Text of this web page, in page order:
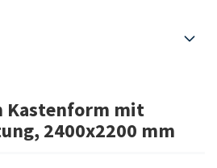
Kastenform mit
2400x2200 mm